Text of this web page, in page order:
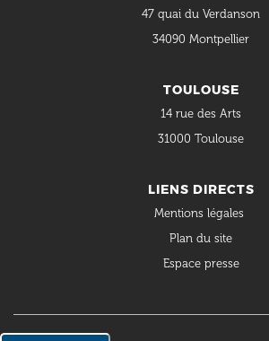
47 quai du Verdanson
34090 Montpellier
TOULOUSE
14 rue des Arts
31000 Toulouse
LIENS DIRECTS
Mentions légales
Plan du site
Espace presse